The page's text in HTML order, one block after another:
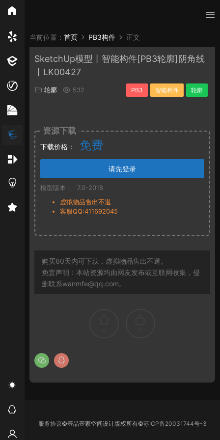
Enscape PB3构件 构件 轮廓
当前位置： 首页 PB3构件 正文
SketchUp模型丨智能构件[PB3轮廓]阴角线
丨LK00427
轮廓 532 PB3 智能构件 轮廓
资源下载
下载价格： 免费
请先登录
模型版本：
7.0-2018
虚拟物品售出不退
客服QQ:411692045
购买60天内可下载，虚拟物品售出不退。
免责声明：本站资源均由网友发布或互联网收集，侵
删联系wanmfe@qq.com。
服务协议©壹品壹家空间设计版权所有©苏ICP备20031744号-3